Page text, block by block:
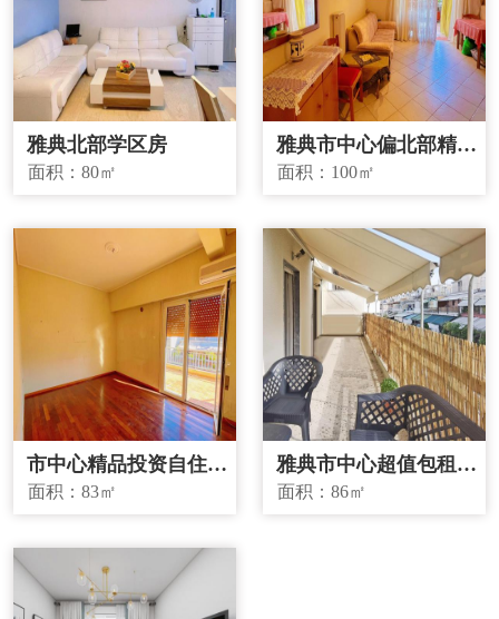
雅典北部学区房
面积：80㎡
雅典市中心偏北部精品
投资房源
面积： 100㎡
市中心精品投资自住两
宜房源
面积：83㎡
雅典市中心超值包租房
源
面积：86㎡